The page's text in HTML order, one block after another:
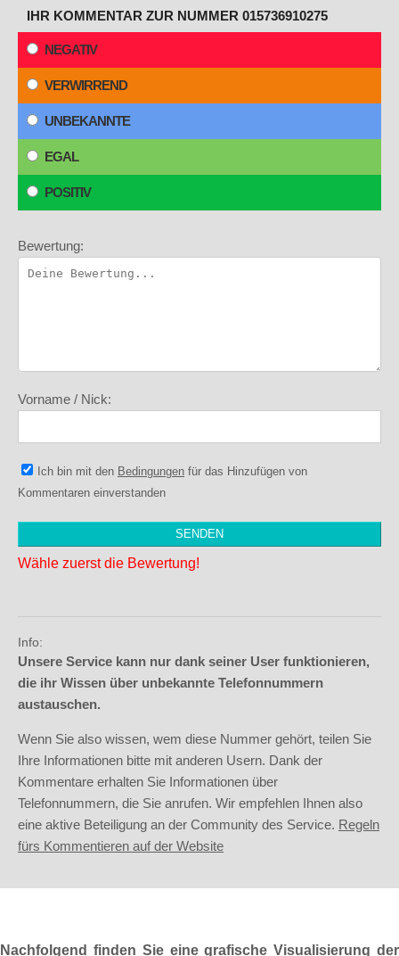
IHR KOMMENTAR ZUR NUMMER 015736910275
NEGATIV
VERWIRREND
UNBEKANNTE
EGAL
POSITIV
Bewertung:
Vorname / Nick:
Ich bin mit den Bedingungen für das Hinzufügen von
Kommentaren einverstanden
Wähle zuerst die Bewertung!
Info:
Unsere Service kann nur dank seiner User funktionieren,
die ihr Wissen über unbekannte Telefonnummern
austauschen.
Wenn Sie also wissen, wem diese Nummer gehört, teilen Sie
Ihre Informationen bitte mit anderen Usern. Dank der
Kommentare erhalten Sie Informationen über
Telefonnummern, die Sie anrufen. Wir empfehlen Ihnen also
eine aktive Beteiligung an der Community des Service. Regeln
fürs Kommentieren auf der Website
Nachfolgend finden Sie eine grafische Visualisierung der